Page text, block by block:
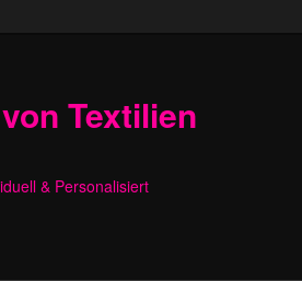
Textilien
& Personalisiert